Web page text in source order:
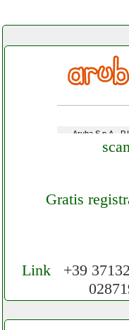
Gratis
Cerchiamo
Network 3.000
Link +39